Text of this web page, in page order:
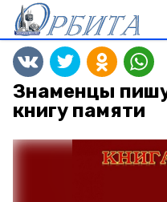
Знаменцы
книгу памяти